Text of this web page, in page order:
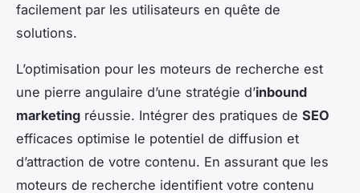
facilement par les utilisateurs en quête de
solutions.
L’optimisation pour les moteurs de recherche est
une pierre angulaire d’une stratégie d’inbound
marketing réussie. Intégrer des pratiques de SEO
efficaces optimise le potentiel de diffusion et
d’attraction de votre contenu. En assurant que les
moteurs de recherche identifient votre contenu